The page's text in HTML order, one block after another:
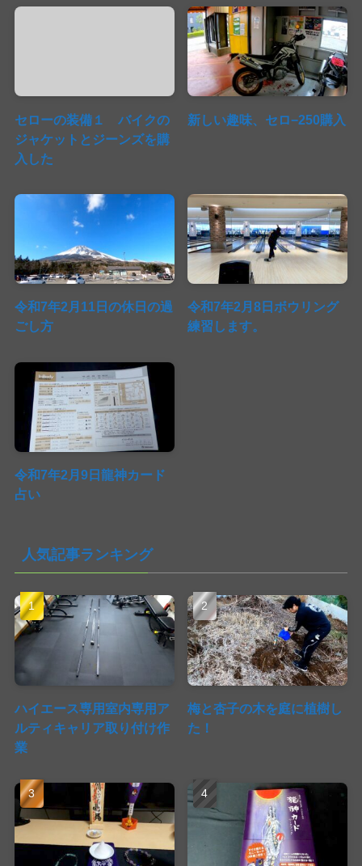
セローの装備１ バイクの
ジャケットとジーンズを購
入した
新しい趣味、セロ−250購入
令和7年2月11日の休日の過
ごし方
令和7年2月8日ボウリング
練習します。
令和7年2月9日龍神カード
占い
人気記事ランキング
ハイエース専用室内専用ア
ルティキャリア取り付け作
業
梅と杏子の木を庭に植樹し
た！